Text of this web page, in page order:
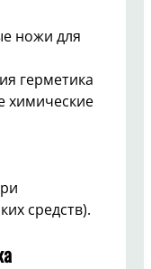
ножи для
герметика
химические
средств).